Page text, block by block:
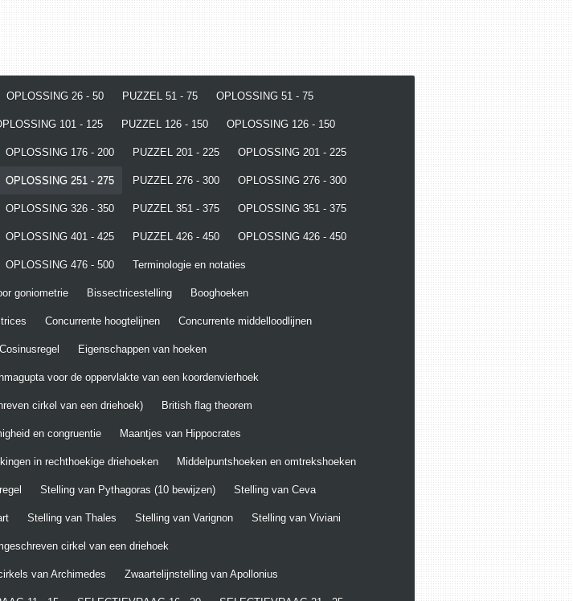
OPLOSSING 26 - 50 PUZZEL 51 - 75 OPLOSSING 51 - 75
101 - 125 PUZZEL 126 - 150 OPLOSSING 126 - 150
OPLOSSING 176 - 200 PUZZEL 201 - 225 OPLOSSING 201 - 225
OPLOSSING 251 - 275 PUZZEL 276 - 300 OPLOSSING 276 - 300
OPLOSSING 326 - 350 PUZZEL 351 - 375 OPLOSSING 351 - 375
OPLOSSING 401 - 425 PUZZEL 426 - 450 OPLOSSING 426 - 450
OPLOSSING 476 - 500 Terminologie en notaties
goniometrie Bissectricestelling Booghoeken
Concurrente hoogtelijnen Concurrente middelloodlijnen
Cosinusregel Eigenschappen van hoeken
voor de oppervlakte van een koordenvierhoek
cirkel van een driehoek) British flag theorem
en congruentie Maantjes van Hippocrates
in rechthoekige driehoeken Middelpuntshoeken en omtrekshoeken
Stelling van Pythagoras (10 bewijzen) Stelling van Ceva
Stelling van Thales Stelling van Varignon Stelling van Viviani
cirkel van een driehoek
van Archimedes Zwaartelijnstelling van Apollonius